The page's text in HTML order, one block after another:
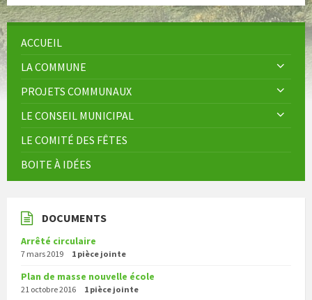
ACCUEIL
LA COMMUNE
PROJETS COMMUNAUX
LE CONSEIL MUNICIPAL
LE COMITÉ DES FÊTES
BOITE À IDÉES
DOCUMENTS
Arrêté circulaire
7 mars 2019 1 pièce jointe
Plan de masse nouvelle école
21 octobre 2016 1 pièce jointe